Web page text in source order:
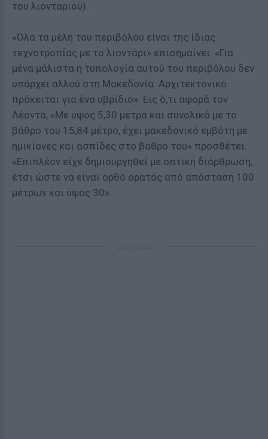
του λιονταριού).
«Όλα τα μέλη του περιβόλου είναι της ίδιας
τεχνοτροπίας με το λιοντάρι» επισημαίνει. «Για
μένα μάλιστα η τυπολογία αυτού του περιβόλου δεν
υπάρχει αλλού στη Μακεδονία. Αρχιτεκτονικό
πρόκειται για ένα υβρίδιο». Εις ό,τι αφορά τον
Λέοντα, «Με ύψος 5,30 μέτρα και συνολικό με το
βάθρο του 15,84 μέτρο, έχει μακεδονικό εμβότη με
ημικίονες και ασπίδες στο βάθρο του» προσθέτει.
«Επιπλέον είχε δημιουργηθεί με οπτική διάρθρωση,
έτσι ώστε να είναι ορθό ορατός από απόσταση 100
μέτρων και ύψος 30».